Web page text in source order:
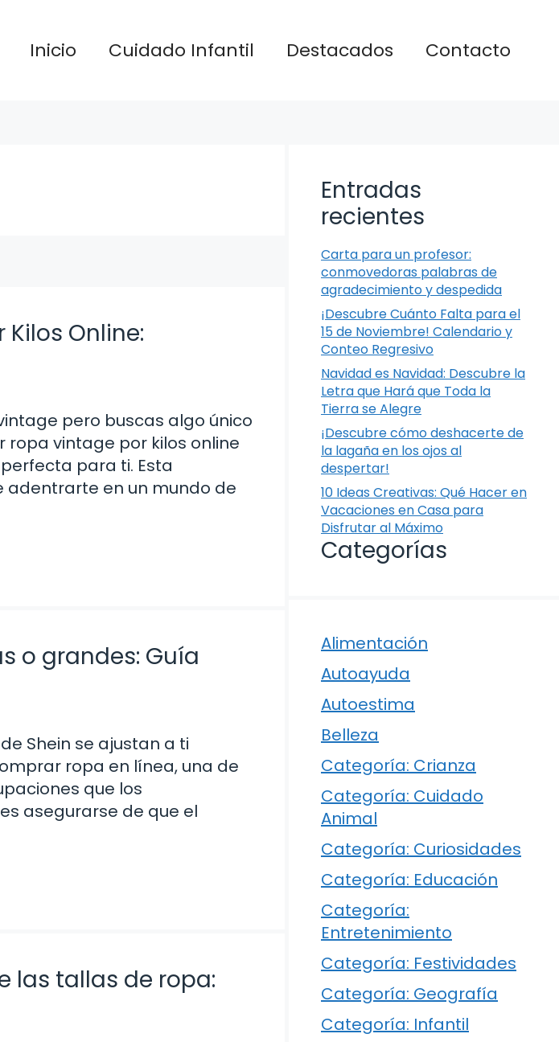
Inicio Cuidado Infantil Destacados Contacto
Online:
pero buscas algo único
ropa vintage por kilos online
para ti. Esta
en un mundo de
o grandes: Guía
Shein se ajustan a ti
ropa en línea, una de
que los
asegurarse de que el
las tallas de ropa:
Entradas
recientes
Carta para un profesor:
conmovedoras palabras de
agradecimiento y despedida
¡Descubre Cuánto Falta para el
15 de Noviembre! Calendario y
Conteo Regresivo
Navidad es Navidad: Descubre la
Letra que Hará que Toda la
Tierra se Alegre
¡Descubre cómo deshacerte de
la lagaña en los ojos al
despertar!
10 Ideas Creativas: Qué Hacer en
Vacaciones en Casa para
Disfrutar al Máximo
Categorías
Alimentación
Autoayuda
Autoestima
Belleza
Categoría: Crianza
Categoría: Cuidado
Animal
Categoría: Curiosidades
Categoría: Educación
Categoría:
Entretenimiento
Categoría: Festividades
Categoría: Geografía
Categoría: Infantil